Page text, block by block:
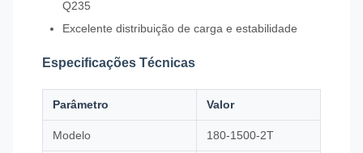
Q235
Excelente distribuição de carga e estabilidade
Especificações Técnicas
Parâmetro Valor
Modelo 180-1500-2T